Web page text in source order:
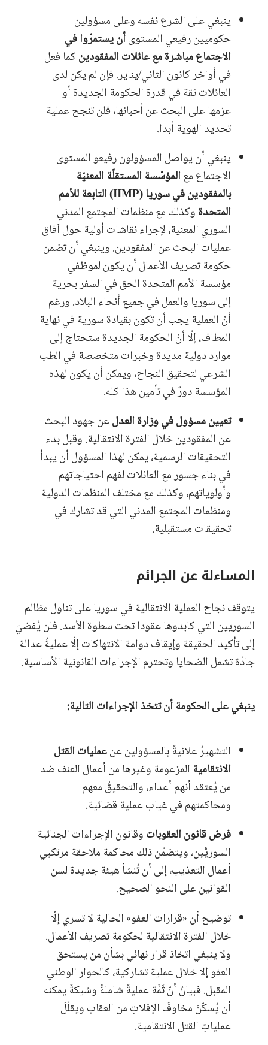
ينبغي على الشرع نفسه وعلى مسؤولين
حكوميين رفيعي المستوىأن يستمرّوا في
الاجتماع مباشرة مع عائلات المفقودينكما فعل
في أواخر كانون الثاني/يناير. فإن لم يكن لدى
العائلات ثقة في قدرة الحكومة الجديدة أو
عزمها على البحث عن أحبائها، فلن تنجح عملية
تحديد الهوية أبدا.
ينبغي أن يواصل المسؤولون رفيعو المستوى
الاجتماع معالمؤسّسة المستقلّة المعنيّة
بالمفقودين في سوريا (IIMP) التابعة للأمم
المتحدةوكذلك مع منظمات المجتمع المدني
السوري المعنية، لإجراء نقاشات أولية حول آفاق
عمليات البحث عن المفقودين. وينبغي أن تضمن
حكومة تصريف الأعمال أن يكون لموظفي
مؤسسة الأمم المتحدة الحق في السفر بحرية
إلى سوريا والعمل في جميع أنحاء البلاد. ورغم
أنّ العملية يجب أن تكون بقيادة سورية في نهاية
المطاف، إلّا أنّ الحكومة الجديدة ستحتاج إلى
موارد دولية مديدة وخبرات متخصصة في الطب
الشرعي لتحقيق النجاح، ويمكن أن يكون لهذه
المؤسسة دورٌ في تأمين هذا كله.
تعيين مسؤول في وزارة العدلعن جهود البحث
عن المفقودين خلال الفترة الانتقالية. وقبل بدء
التحقيقات الرسمية، يمكن لهذا المسؤول أن يبدأ
في بناء جسور مع العائلات لفهم احتياجاتهم
وأولوياتهم، وكذلك مع مختلف المنظمات الدولية
ومنظمات المجتمع المدني التي قد تشارك في
تحقيقات مستقبلية.
المساءلة عن الجرائم
يتوقف نجاح العملية الانتقالية في سوريا على تناول مظالم
السوريين التي كابدوها عقودا تحت سطوة الأسد. فلن يُفضيَ
إلى تأكيد الحقيقة وإيقاف دوامة الانتهاكات إلّا عمليةُ عدالة
جادّة تشمل الضحايا وتحترم الإجراءات القانونية الأساسية.
ينبغي على الحكومة أن تتخذ الإجراءات التالية:
التشهيرُ علانيةً بالمسؤولين عنعمليات القتل
الانتقامية المزعومة وغيرها من أعمال العنف ضد
من يُعتقد أنهم أعداء، والتحقيقُ معهم
ومحاكمتهم في غياب عملية قضائية.
فرض قانون العقوباتوقانون الإجراءات الجنائية
السوريَّين، ويتضمّن ذلك محاكمة ملاحقة مرتكبي
أعمال التعذيب، إلى أن تُنشأ هيئة جديدة لسن
القوانين على النحو الصحيح.
توضيح أن «قرارات العفو» الحالية لا تسري إلّا
خلال الفترة الانتقالية لحكومة تصريف الأعمال.
ولا ينبغي اتخاذ قرار نهائي بشأن من يستحق
العفو إلا خلال عملية تشاركية، كالحوار الوطني
المقبل. فبيانُ أنّ ثَمَّة عمليةً شاملةً وشيكةً يمكنه
أن يُسكّنَ مخاوفَ الإفلاتِ من العقاب ويقلّلَ
عملياتِ القتل الانتقامية.